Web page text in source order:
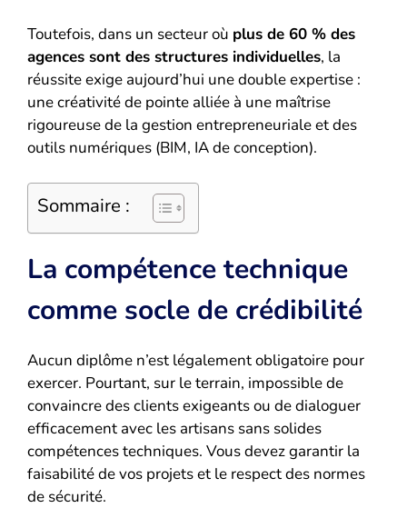
Toutefois, dans un secteur où plus de 60 % des
agences sont des structures individuelles, la
réussite exige aujourd’hui une double expertise :
une créativité de pointe alliée à une maîtrise
rigoureuse de la gestion entrepreneuriale et des
outils numériques (BIM, IA de conception).
Sommaire :
La compétence technique
comme socle de crédibilité
Aucun diplôme n’est légalement obligatoire pour
exercer. Pourtant, sur le terrain, impossible de
convaincre des clients exigeants ou de dialoguer
efficacement avec les artisans sans solides
compétences techniques. Vous devez garantir la
faisabilité de vos projets et le respect des normes
de sécurité.